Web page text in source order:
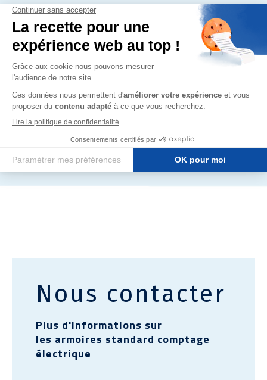
Pour socle béton ou alu :
réaliser un remblai de gravier ou
de concassé compacté
Revêtement : résine polyester
types de finitions; texturé, lisse
ou crépi
Nous contacter
Plus d'informations sur
les armoires standard comptage
électrique